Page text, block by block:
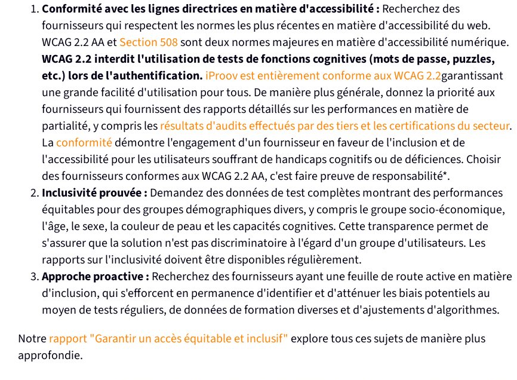
Conformité avec les lignes directrices en matière d'accessibilité : Recherchez des
fournisseurs qui respectent les normes les plus récentes en matière d'accessibilité du web.
WCAG 2.2 AA etSection 508sont deux normes majeures en matière d'accessibilité numérique.
WCAG 2.2 interdit l'utilisation de tests de fonctions cognitives (mots de passe, puzzles,
etc.) lors de l'authentification. iProov est entièrement conforme aux WCAG 2.2garantissant
une grande facilité d'utilisation pour tous. De manière plus générale, donnez la priorité aux
fournisseurs qui fournissent des rapports détaillés sur les performances en matière de
partialité, y compris lesrésultats d'audits effectués par des tiers et les certifications du secteur.
La conformitédémontre l'engagement d'un fournisseur en faveur de l'inclusion et de
l'accessibilité pour les utilisateurs souffrant de handicaps cognitifs ou de déficiences. Choisir
des fournisseurs conformes aux WCAG 2.2 AA, c'est faire preuve de responsabilité*.
Inclusivité prouvée : Demandez des données de test complètes montrant des performances
équitables pour des groupes démographiques divers, y compris le groupe socio-économique,
l'âge, le sexe, la couleur de peau et les capacités cognitives. Cette transparence permet de
s'assurer que la solution n'est pas discriminatoire à l'égard d'un groupe d'utilisateurs. Les
rapports sur l'inclusivité doivent être disponibles régulièrement.
Approche proactive : Recherchez des fournisseurs ayant une feuille de route active en matière
d'inclusion, qui s'efforcent en permanence d'identifier et d'atténuer les biais potentiels au
moyen de tests réguliers, de données de formation diverses et d'ajustements d'algorithmes.
Notrerapport "Garantir un accès équitable et inclusif" explore tous ces sujets de manière plus
approfondie.